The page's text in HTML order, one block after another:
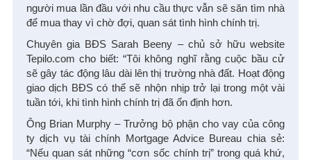
người mua lần đầu với nhu cầu thực vẫn sẽ săn tìm nhà
để mua thay vì chờ đợi, quan sát tình hình chính trị.
Chuyên gia BĐS Sarah Beeny – chủ sở hữu website
Tepilo.com cho biết: “Tôi không nghĩ rằng cuộc bầu cử
sẽ gây tác động lâu dài lên thị trường nhà đất. Hoạt động
giao dịch BĐS có thể sẽ nhộn nhịp trở lại trong một vài
tuần tới, khi tình hình chính trị đã ổn định hơn.
Ông Brian Murphy – Trưởng bộ phận cho vay của công
ty dịch vụ tài chính Mortgage Advice Bureau chia sẻ:
“Nếu quan sát những “cơn sốc chính trị” trong quá khứ,